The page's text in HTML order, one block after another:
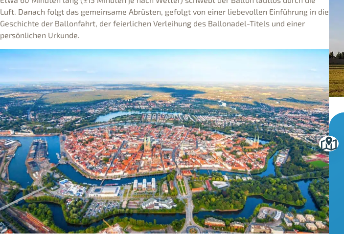
Luft. Danach folgt das gemeinsame Abrüsten, gefolgt von einer liebevollen Einführung in die
Geschichte der Ballonfahrt, der feierlichen Verleihung des Ballonadel-Titels und einer
persönlichen Urkunde.